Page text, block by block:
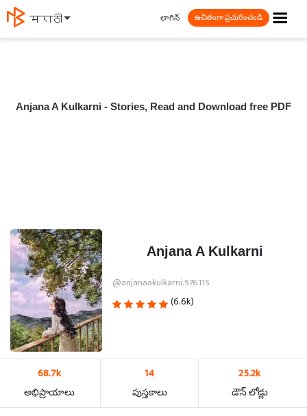
मराठी ☰
లాగిన్ ఉచితంగా ప్రచురించండి
Anjana A Kulkarni - Stories, Read and Download free PDF
Anjana A Kulkarni
@anjanaakulkarni.976115
(6.6k)
68.7k
అభిప్రాయాలు
14
పుస్తకాలు
25.2k
డౌన్ లోడ్లు